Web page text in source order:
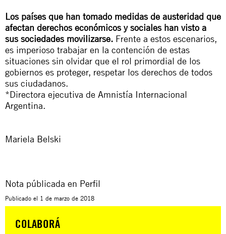
Los países que han tomado medidas de austeridad que
afectan derechos económicos y sociales han visto a
sus sociedades movilizarse. Frente a estos escenarios,
es imperioso trabajar en la contención de estas
situaciones sin olvidar que el rol primordial de los
gobiernos es proteger, respetar los derechos de todos
sus ciudadanos.
*Directora ejecutiva de Amnistía Internacional
Argentina.
Mariela Belski
Nota públicada en Perfil
Publicado el 1 de marzo de 2018
COLABORÁ